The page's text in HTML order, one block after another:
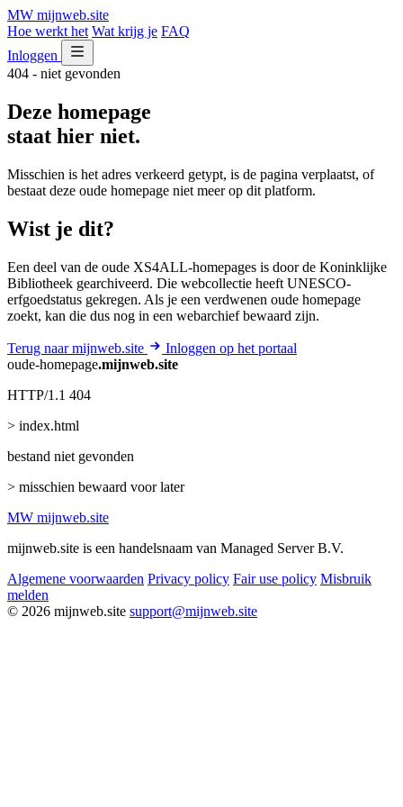
MW mijnweb.site
Hoe werkt het Wat krijg je FAQ
Inloggen
404 - niet gevonden
Deze homepage
staat hier niet.
Misschien is het adres verkeerd getypt, is de pagina verplaatst, of
bestaat deze oude homepage niet meer op dit platform.
Wist je dit?
Een deel van de oude XS4ALL-homepages is door de Koninklijke
Bibliotheek gearchiveerd. Die webcollectie heeft UNESCO-
erfgoedstatus gekregen. Als je een verdwenen oude homepage
zoekt, kan die dus nog in een webarchief bewaard zijn.
Terug naar mijnweb.site
Inloggen op het portaal
oude-homepage.mijnweb.site
HTTP/1.1 404
> index.html
bestand niet gevonden
> misschien bewaard voor later
MW mijnweb.site
mijnweb.site is een handelsnaam van Managed Server B.V.
Algemene voorwaarden Privacy policy Fair use policy Misbruik
melden
© 2026 mijnweb.site support@mijnweb.site